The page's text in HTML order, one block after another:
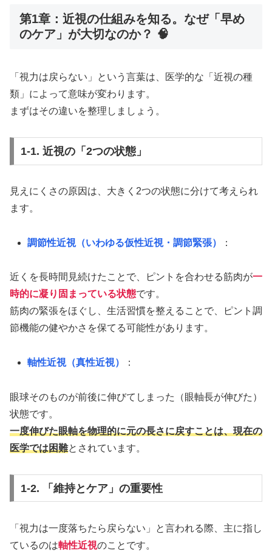
第1章：近視の仕組みを知る。なぜ「早め
のケア」が大切なのか？ 🧠
「視力は戻らない」という言葉は、医学的な「近視の種
類」によって意味が変わります。
まずはその違いを整理しましょう。
1-1. 近視の「2つの状態」
見えにくさの原因は、大きく2つの状態に分けて考えられ
ます。
調節性近視（いわゆる仮性近視・調節緊張） ：
近くを長時間見続けたことで、ピントを合わせる筋肉が一
時的に凝り固まっている状態です。
筋肉の緊張をほぐし、生活習慣を整えることで、ピント調
節機能の健やかさを保てる可能性があります。
軸性近視（真性近視） ：
眼球そのものが前後に伸びてしまった（眼軸長が伸びた）
状態です。
一度伸びた眼軸を物理的に元の長さに戻すことは、現在の
医学では困難とされています。
1-2. 「維持とケア」の重要性
「視力は一度落ちたら戻らない」と言われる際、主に指し
ているのは軸性近視のことです。